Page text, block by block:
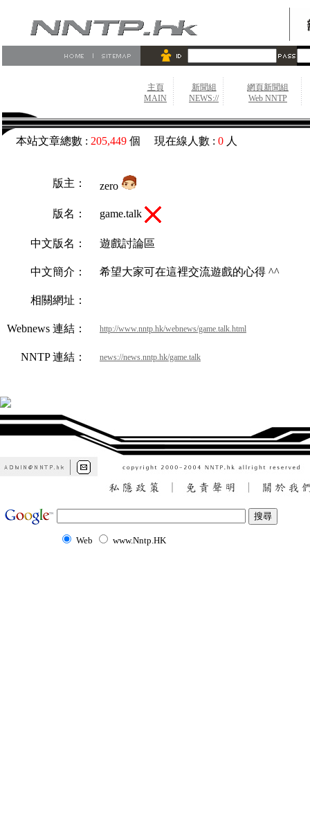
主頁
MAIN
新聞組
NEWS://
網頁新聞組
Web NNTP
本站文章總數 : 205,449 個 現在線人數 : 0 人
版主： zero
版名： game.talk
中文版名： 遊戲討論區
中文簡介： 希望大家可在這裡交流遊戲的心得 ^^
相關網址：
Webnews 連結： http://www.nntp.hk/webnews/game.talk.html
NNTP 連結： news://news.nntp.hk/game.talk
Web www.Nntp.HK